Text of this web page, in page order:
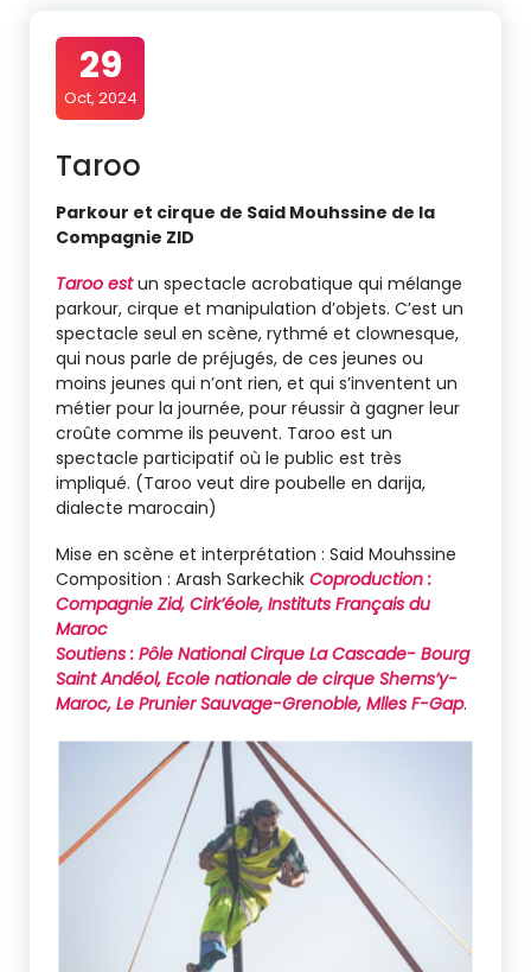
29
Oct, 2024
Taroo
Parkour et cirque de Said Mouhssine de la
Compagnie ZID
Taroo estun spectacle acrobatique qui mélange
parkour, cirque et manipulation d’objets. C’est un
spectacle seul en scène, rythmé et clownesque,
qui nous parle de préjugés, de ces jeunes ou
moins jeunes qui n’ont rien, et qui s’inventent un
métier pour la journée, pour réussir à gagner leur
croûte comme ils peuvent. Taroo est un
spectacle participatif où le public est très
impliqué. (Taroo veut dire poubelle en darija,
dialecte marocain)
Mise en scène et interprétation : Said Mouhssine
Composition : Arash Sarkechik Coproduction :
Compagnie Zid, Cirk’éole, Instituts Français du
Maroc
Soutiens : Pôle National Cirque La Cascade- Bourg
Saint Andéol, Ecole nationale de cirque Shems’y-
Maroc, Le Prunier Sauvage-Grenoble, Mlles F-Gap.